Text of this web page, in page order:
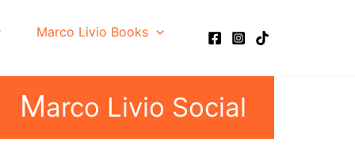
Marco Livio Books
Marco Livio Social